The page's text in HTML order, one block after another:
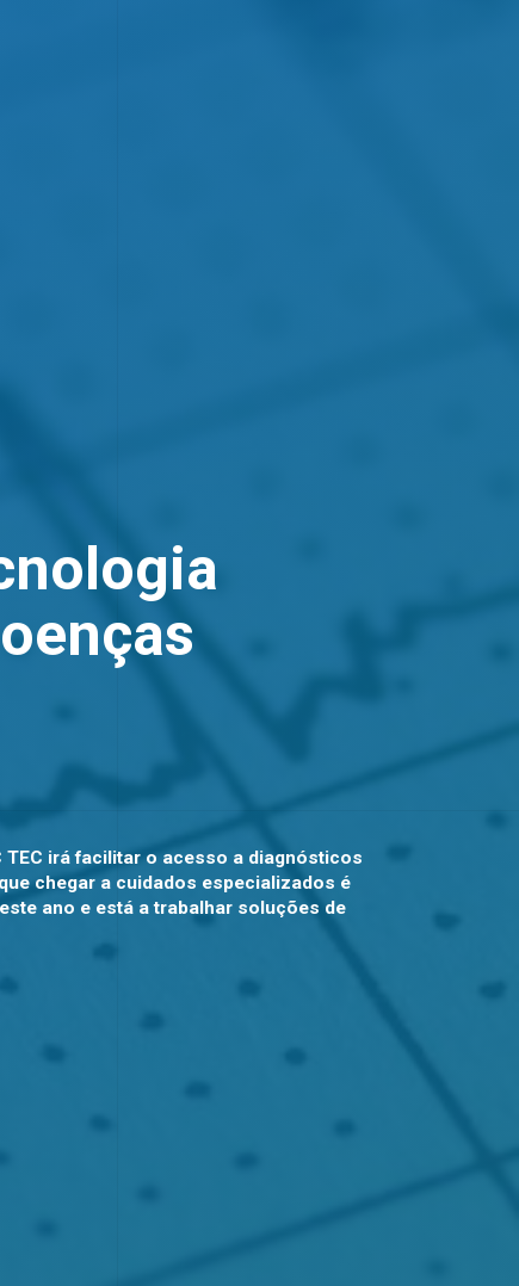
TEC irá facilitar o acesso a diagnósticos
chegar a cuidados especializados é
ano e está a trabalhar soluções de